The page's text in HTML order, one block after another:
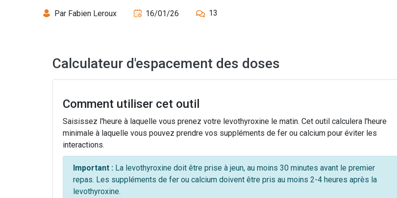
Par Fabien Leroux 16/01/26 13
Calculateur d'espacement des doses
Comment utiliser cet outil
Saisissez l'heure à laquelle vous prenez votre levothyroxine le matin. Cet outil calculera l'heure
minimale à laquelle vous pouvez prendre vos suppléments de fer ou calcium pour éviter les
interactions.
Important : La levothyroxine doit être prise à jeun, au moins 30 minutes avant le premier
repas. Les suppléments de fer ou calcium doivent être pris au moins 2-4 heures après la
levothyroxine.